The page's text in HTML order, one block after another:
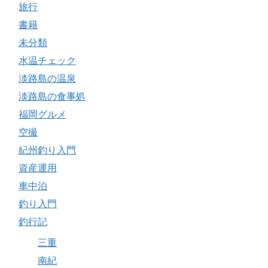
旅行
書籍
未分類
水温チェック
淡路島の温泉
淡路島の食事処
福岡グルメ
空撮
紀州釣り入門
資産運用
車中泊
釣り入門
釣行記
三重
南紀